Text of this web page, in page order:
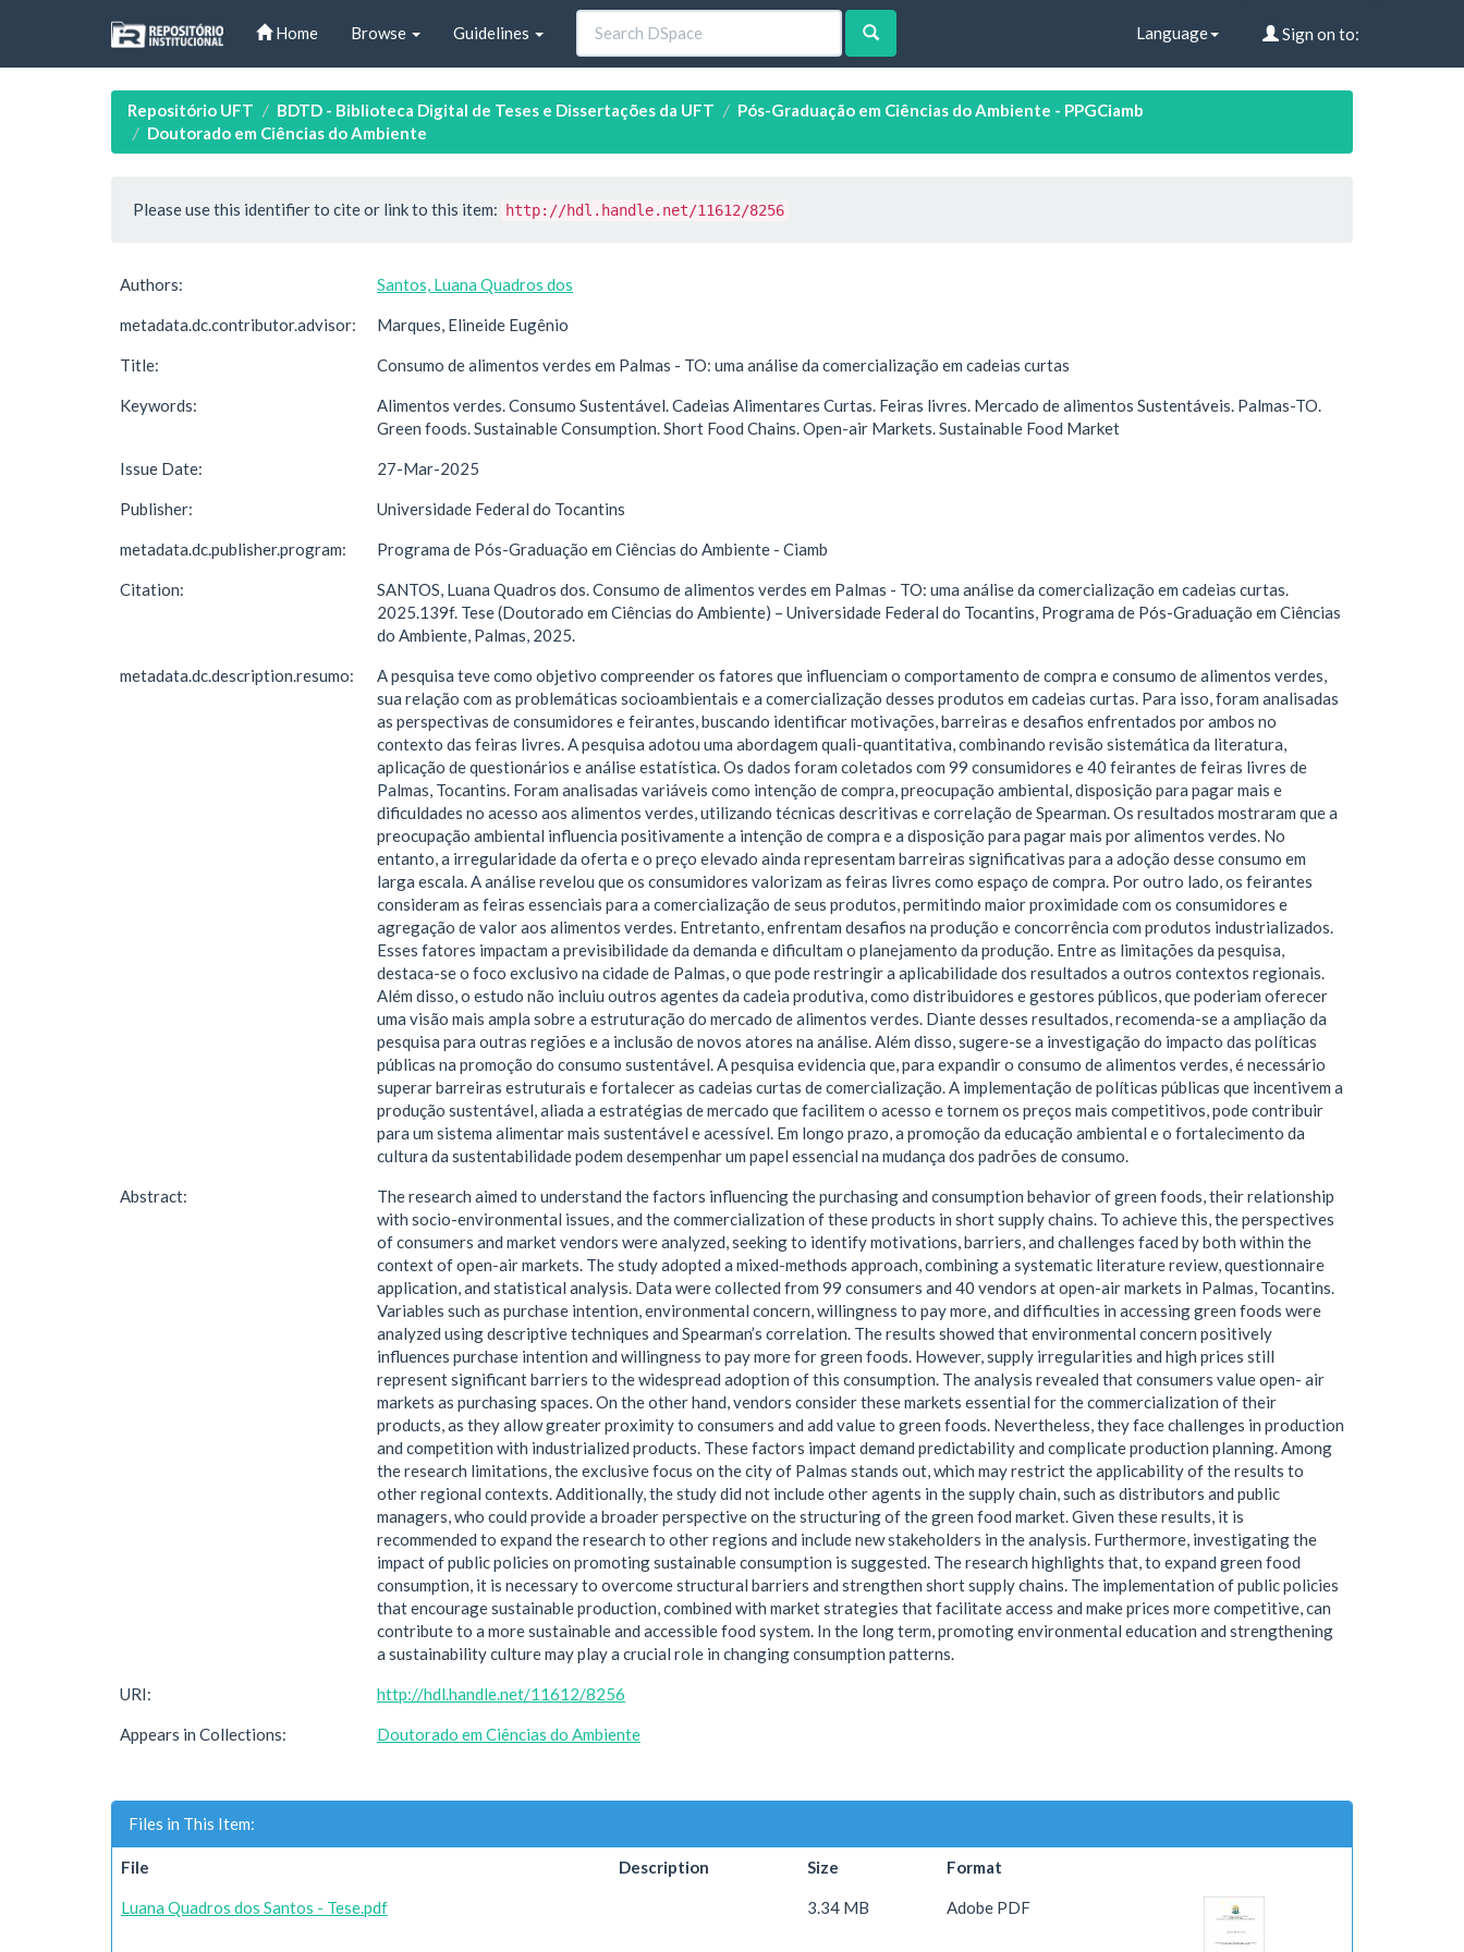
Home Browse Guidelines Language Sign on to:
Repositório UFT BDTD - Biblioteca Digital de Teses e Dissertações da UFT
Pós-Graduação em Ciências do Ambiente - PPGCiamb
Doutorado em Ciências do Ambiente
Please use this identifier to cite or link to this item: http://hdl.handle.net/11612/8256
Authors: Santos, Luana Quadros dos
metadata.dc.contributor.advisor: Marques, Elineide Eugênio
Title: Consumo de alimentos verdes em Palmas - TO: uma análise da comercialização em cadeias curtas
Keywords:
Alimentos verdes. Consumo Sustentável. Cadeias Alimentares Curtas. Feiras livres. Mercado de alimentos Sustentáveis. Palmas-TO.
Green foods. Sustainable Consumption. Short Food Chains. Open-air Markets. Sustainable Food Market
Issue Date: 27-Mar-2025
Publisher: Universidade Federal do Tocantins
metadata.dc.publisher.program: Programa de Pós-Graduação em Ciências do Ambiente - Ciamb
Citation:
SANTOS, Luana Quadros dos. Consumo de alimentos verdes em Palmas - TO: uma análise da comercialização em cadeias curtas.
2025.139f. Tese (Doutorado em Ciências do Ambiente) – Universidade Federal do Tocantins, Programa de Pós-Graduação em Ciências
do Ambiente, Palmas, 2025.
metadata.dc.description.resumo:
A pesquisa teve como objetivo compreender os fatores que influenciam o comportamento de compra e consumo de alimentos verdes,
sua relação com as problemáticas socioambientais e a comercialização desses produtos em cadeias curtas. Para isso, foram analisadas
as perspectivas de consumidores e feirantes, buscando identificar motivações, barreiras e desafios enfrentados por ambos no
contexto das feiras livres. A pesquisa adotou uma abordagem quali-quantitativa, combinando revisão sistemática da literatura,
aplicação de questionários e análise estatística. Os dados foram coletados com 99 consumidores e 40 feirantes de feiras livres de
Palmas, Tocantins. Foram analisadas variáveis como intenção de compra, preocupação ambiental, disposição para pagar mais e
dificuldades no acesso aos alimentos verdes, utilizando técnicas descritivas e correlação de Spearman. Os resultados mostraram que a
preocupação ambiental influencia positivamente a intenção de compra e a disposição para pagar mais por alimentos verdes. No
entanto, a irregularidade da oferta e o preço elevado ainda representam barreiras significativas para a adoção desse consumo em
larga escala. A análise revelou que os consumidores valorizam as feiras livres como espaço de compra. Por outro lado, os feirantes
consideram as feiras essenciais para a comercialização de seus produtos, permitindo maior proximidade com os consumidores e
agregação de valor aos alimentos verdes. Entretanto, enfrentam desafios na produção e concorrência com produtos industrializados.
Esses fatores impactam a previsibilidade da demanda e dificultam o planejamento da produção. Entre as limitações da pesquisa,
destaca-se o foco exclusivo na cidade de Palmas, o que pode restringir a aplicabilidade dos resultados a outros contextos regionais.
Além disso, o estudo não incluiu outros agentes da cadeia produtiva, como distribuidores e gestores públicos, que poderiam oferecer
uma visão mais ampla sobre a estruturação do mercado de alimentos verdes. Diante desses resultados, recomenda-se a ampliação da
pesquisa para outras regiões e a inclusão de novos atores na análise. Além disso, sugere-se a investigação do impacto das políticas
públicas na promoção do consumo sustentável. A pesquisa evidencia que, para expandir o consumo de alimentos verdes, é necessário
superar barreiras estruturais e fortalecer as cadeias curtas de comercialização. A implementação de políticas públicas que incentivem a
produção sustentável, aliada a estratégias de mercado que facilitem o acesso e tornem os preços mais competitivos, pode contribuir
para um sistema alimentar mais sustentável e acessível. Em longo prazo, a promoção da educação ambiental e o fortalecimento da
cultura da sustentabilidade podem desempenhar um papel essencial na mudança dos padrões de consumo.
Abstract:
The research aimed to understand the factors influencing the purchasing and consumption behavior of green foods, their relationship
with socio-environmental issues, and the commercialization of these products in short supply chains. To achieve this, the perspectives
of consumers and market vendors were analyzed, seeking to identify motivations, barriers, and challenges faced by both within the
context of open-air markets. The study adopted a mixed-methods approach, combining a systematic literature review, questionnaire
application, and statistical analysis. Data were collected from 99 consumers and 40 vendors at open-air markets in Palmas, Tocantins.
Variables such as purchase intention, environmental concern, willingness to pay more, and difficulties in accessing green foods were
analyzed using descriptive techniques and Spearman’s correlation. The results showed that environmental concern positively
influences purchase intention and willingness to pay more for green foods. However, supply irregularities and high prices still
represent significant barriers to the widespread adoption of this consumption. The analysis revealed that consumers value open- air
markets as purchasing spaces. On the other hand, vendors consider these markets essential for the commercialization of their
products, as they allow greater proximity to consumers and add value to green foods. Nevertheless, they face challenges in production
and competition with industrialized products. These factors impact demand predictability and complicate production planning. Among
the research limitations, the exclusive focus on the city of Palmas stands out, which may restrict the applicability of the results to
other regional contexts. Additionally, the study did not include other agents in the supply chain, such as distributors and public
managers, who could provide a broader perspective on the structuring of the green food market. Given these results, it is
recommended to expand the research to other regions and include new stakeholders in the analysis. Furthermore, investigating the
impact of public policies on promoting sustainable consumption is suggested. The research highlights that, to expand green food
consumption, it is necessary to overcome structural barriers and strengthen short supply chains. The implementation of public policies
that encourage sustainable production, combined with market strategies that facilitate access and make prices more competitive, can
contribute to a more sustainable and accessible food system. In the long term, promoting environmental education and strengthening
a sustainability culture may play a crucial role in changing consumption patterns.
URI: http://hdl.handle.net/11612/8256
Appears in Collections: Doutorado em Ciências do Ambiente
Files in This Item:
File Description Size Format
Luana Quadros dos Santos - Tese.pdf 3.34 MB Adobe PDF